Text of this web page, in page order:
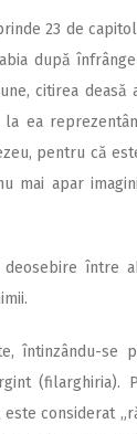
23 de
după
citirea
ea
pentru că
mai apar
între
întinzându-se
(filarghiria).
este considerat